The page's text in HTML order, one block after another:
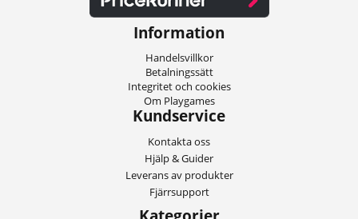
Information
Handelsvillkor
Betalningssätt
Integritet och cookies
Om Playgames
Kundservice
Kontakta oss
Hjälp & Guider
Leverans av produkter
Fjärrsupport